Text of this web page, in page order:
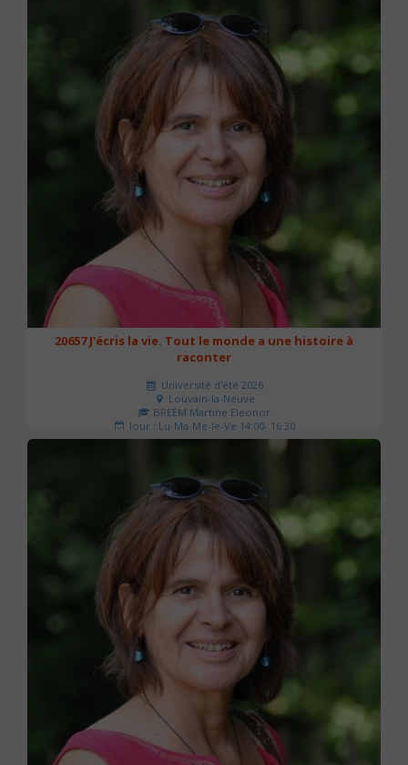
20657 J'écris la vie. Tout le monde a une histoire à
raconter
Université d'été 2026
Louvain-la-Neuve
BREEM Martine Eleonor
Jour : Lu-Ma-Me-Je-Ve 14:00- 16:30
Nombre de séances : 3